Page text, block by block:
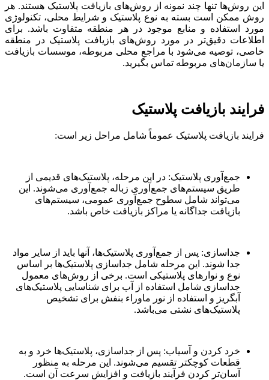
این روش‌ها تنها چند نمونه از روش‌های بازیافت پلاستیک هستند. هر
روش ممکن است بسته به نوع پلاستیک و شرایط محلی، تکنولوژی
مورد استفاده و منابع موجود در هر منطقه متفاوت باشد. برای
اطلاعات دقیق‌تر در مورد روش‌های بازیافت پلاستیک در منطقه
خاصی، توصیه می‌شود با مراجع محلی مربوطه، موسسات بازیافت
یا سازمان‌های مربوطه تماس بگیرید.
فرایند بازیافت پلاستیک
فرایند بازیافت پلاستیک عموماً شامل مراحل زیر است:
جمع‌آوری پلاستیک: در این مرحله، پلاستیک‌های قدیمی از
طریق سیستم‌های جمع‌آوری زباله جمع‌آوری می‌شوند. این
می‌تواند شامل سطوح جمع‌آوری عمومی، سیستم‌های
بازیافت جداگانه یا مراکز بازیافت خاص باشد.
جداسازی: پس از جمع‌آوری پلاستیک‌ها، آنها باید از سایر مواد
جدا شوند. این مرحله شامل جداسازی پلاستیک‌ها بر اساس
نوع و نوارهای پلاستیکی است. برخی از روش‌های معمول
جداسازی شامل استفاده از آب برای شناسایی پلاستیک‌های
آبگریز و استفاده از نور ماوراء بنفش برای تشخیص
پلاستیک‌های نشتی می‌باشد.
خرد کردن و آسیاب: پس از جداسازی، پلاستیک‌ها خرد و به
قطعات کوچکتر تقسیم می‌شوند. این مرحله به منظور
آسان‌تر کردن فرآیند بازیافت و افزایش سرعت آن است.